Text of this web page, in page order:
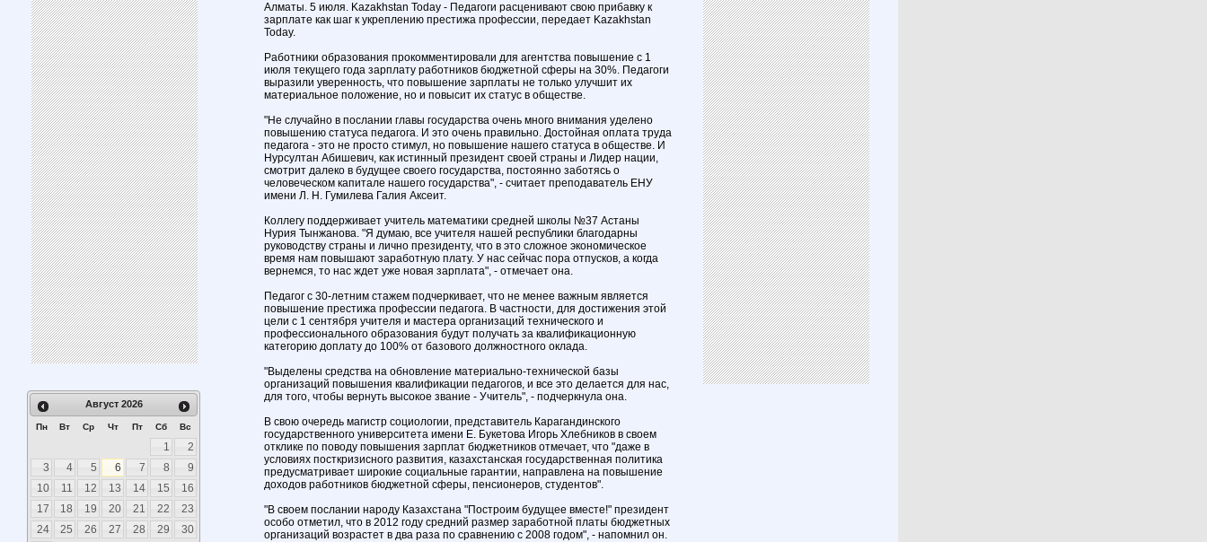
Август 2026
Пн Вт Ср Чт Пт Сб Вс
1
2
3
4 5 6 7 8
9
10
11 12 13 14 15
16
17
18 19 20 21 22
23
24
25 26 27 28 29
30
Алматы. 5 июля. Kazakhstan Today - Педагоги расценивают свою прибавку к
зарплате как шаг к укреплению престижа профессии, передает Kazakhstan
Today.
Работники образования прокомментировали для агентства повышение с 1
июля текущего года зарплату работников бюджетной сферы на 30%. Педагоги
выразили уверенность, что повышение зарплаты не только улучшит их
материальное положение, но и повысит их статус в обществе.
"Не случайно в послании главы государства очень много внимания уделено
повышению статуса педагога. И это очень правильно. Достойная оплата труда
педагога - это не просто стимул, но повышение нашего статуса в обществе. И
Нурсултан Абишевич, как истинный президент своей страны и Лидер нации,
смотрит далеко в будущее своего государства, постоянно заботясь о
человеческом капитале нашего государства", - считает преподаватель ЕНУ
имени Л. Н. Гумилева Галия Аксеит.
Коллегу поддерживает учитель математики средней школы №37 Астаны
Нурия Тынжанова. "Я думаю, все учителя нашей республики благодарны
руководству страны и лично президенту, что в это сложное экономическое
время нам повышают заработную плату. У нас сейчас пора отпусков, а когда
вернемся, то нас ждет уже новая зарплата", - отмечает она.
Педагог с 30-летним стажем подчеркивает, что не менее важным является
повышение престижа профессии педагога. В частности, для достижения этой
цели с 1 сентября учителя и мастера организаций технического и
профессионального образования будут получать за квалификационную
категорию доплату до 100% от базового должностного оклада.
"Выделены средства на обновление материально-технической базы
организаций повышения квалификации педагогов, и все это делается для нас,
для того, чтобы вернуть высокое звание - Учитель", - подчеркнула она.
В свою очередь магистр социологии, представитель Карагандинского
государственного университета имени Е. Букетова Игорь Хлебников в своем
отклике по поводу повышения зарплат бюджетников отмечает, что "даже в
условиях посткризисного развития, казахстанская государственная политика
предусматривает широкие социальные гарантии, направлена на повышение
доходов работников бюджетной сферы, пенсионеров, студентов".
"В своем послании народу Казахстана "Построим будущее вместе!" президент
особо отметил, что в 2012 году средний размер заработной платы бюджетных
организаций возрастет в два раза по сравнению с 2008 годом", - напомнил он.